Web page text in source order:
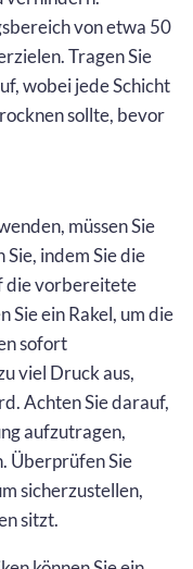
von etwa 50
Tragen Sie
wobei jede Schicht
sollte, bevor
müssen Sie
indem Sie die
die vorbereitete
ein Rakel, um die
sofort
viel Druck aus,
Achten Sie darauf,
aufzutragen,
Überprüfen Sie
sicherzustellen,
sitzt.